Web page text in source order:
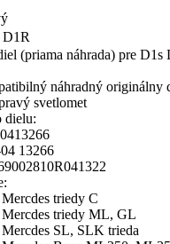
(priama náhrada) pre
náhradný originálny
svetlomet
dielu:
13266
triedy C
Mercdes triedy ML, GL
SL, SLK trieda